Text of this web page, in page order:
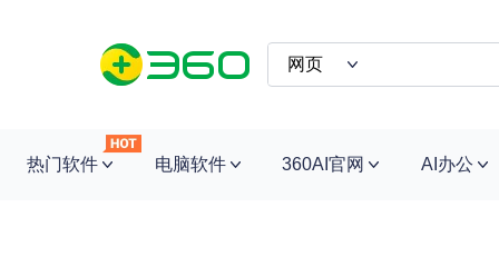
热门软件 电脑软件 360AI官网 AI办公